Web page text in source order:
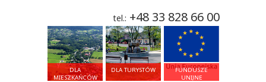
tel.: +48 33 828 66 00
DLA
MIESZKAŃCÓW
DLA TURYSTÓW
FUNDUSZE
UNIJNE